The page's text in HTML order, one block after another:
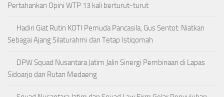
Pertahankan Opini WTP 13 kali berturut-turut
Hadiri Giat Rutin KOTI Pemuda Pancasila, Gus Sentot: Niatkan
Sebagai Ajang Silaturahmi dan Tetap Istiqomah
DPW Squad Nusantara Jatim Jalin Sinergi Pembinaan di Lapas
Sidoarjo dan Rutan Medaeng